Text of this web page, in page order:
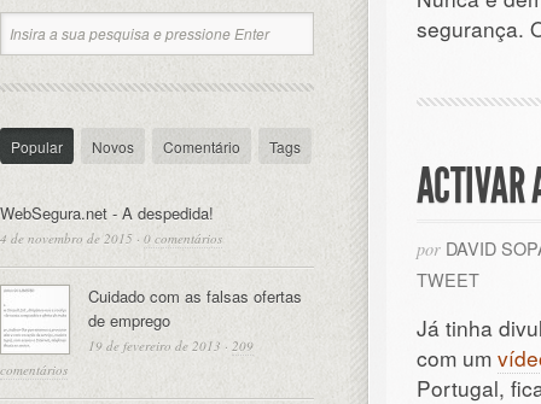
segurança.
ACTIVAR
por DAVID
TWEET
Já tinha
com um
Portugal,
Popular Novos Comentário Tags
WebSegura.net - A despedida!
4 de novembro de 2015 · 0 comentários
Cuidado com as falsas ofertas
de emprego
19 de fevereiro de 2013 · 209
comentários